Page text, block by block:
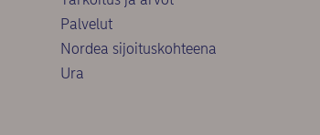
Palvelut
Nordea sijoituskohteena
Ura